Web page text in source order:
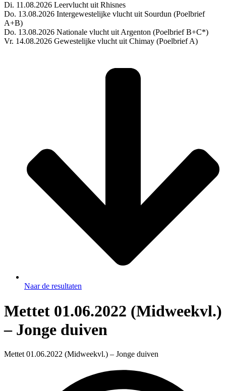
Di. 11.08.2026 Leervlucht uit Rhisnes
Do. 13.08.2026 Intergewestelijke vlucht uit Sourdun (Poelbrief
A+B)
Do. 13.08.2026 Nationale vlucht uit Argenton (Poelbrief B+C*)
Vr. 14.08.2026 Gewestelijke vlucht uit Chimay (Poelbrief A)
Naar de resultaten
Mettet 01.06.2022 (Midweekvl.)
– Jonge duiven
Mettet 01.06.2022 (Midweekvl.) – Jonge duiven